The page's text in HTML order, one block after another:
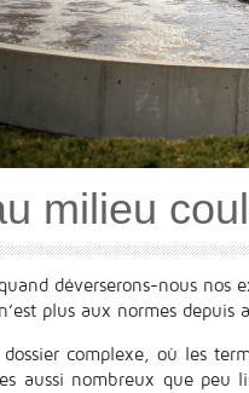
milieu
déverserons-nous nos
plus aux normes depuis
complexe, où les
aussi nombreux que peu